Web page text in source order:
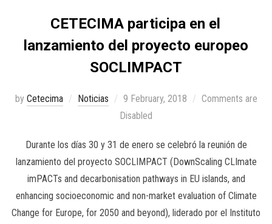
CETECIMA participa en el
lanzamiento del proyecto europeo
SOCLIMPACT
by Cetecima Noticias 9 February, 2018
Comments are
Disabled
Durante los días 30 y 31 de enero se celebró la reunión de
lanzamiento del proyecto SOCLIMPACT (DownScaling CLImate
imPACTs and decarbonisation pathways in EU islands, and
enhancing socioeconomic and non-market evaluation of Climate
Change for Europe, for 2050 and beyond), liderado por el Instituto